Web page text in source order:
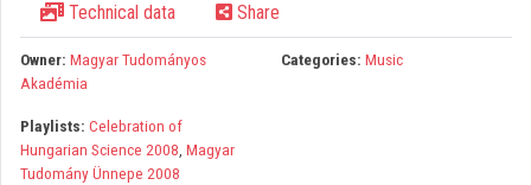
Organizations
Contributors
Technical data Share
Owner: Magyar Tudományos
Akadémia
Categories: Music
Playlists: Celebration of
Hungarian Science 2008, Magyar
Tudomány Ünnepe 2008